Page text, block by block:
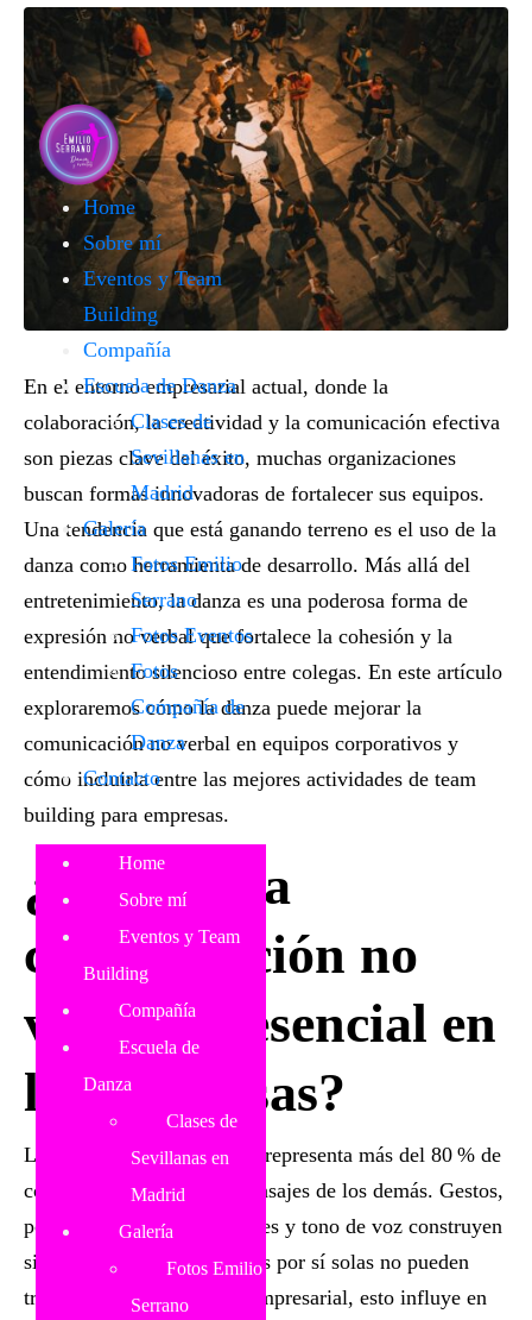
Home
Sobre mí
Eventos y Team
Building
Compañía
Escuela de Danza
Clases de
Sevillanas en
Madrid
Galería
Fotos Emilio
Serrano
Fotos Eventos
Fotos
Compañía de
Danza
Contacto
Home
Sobre mí
Eventos y Team
Building
Compañía
Escuela de
Danza
Clases de
Sevillanas en
Madrid
Galería
Fotos Emilio
Serrano
En el entorno empresarial actual, donde la
colaboración, lacreatividad y la comunicación efectiva
son piezas clave del éxito, muchas organizaciones
buscan formas innovadoras de fortalecer sus equipos.
Una tendencia que está ganando terreno es el uso de la
danza como herramienta de desarrollo. Más allá del
entretenimiento, la danza es una poderosa forma de
expresión no verbal que fortalece la cohesión y la
entendimiento silencioso entre colegas. En este artículo
exploraremoscómo la danza puede mejorar la
comunicación no verbal en equipos corporativos y
cómo incluirla entre las mejores actividades de team
building para empresas.
¿Por qué la
comunicación no
verbal es esencial en
las empresas?
La comunicación no verbal representa más del 80 % de
cómo interpretamos los mensajes de los demás. Gestos,
posturas, expresiones faciales y tono de voz construyen
significados que las palabras por sí solas no pueden
transmitir. En el contexto empresarial, esto influye en